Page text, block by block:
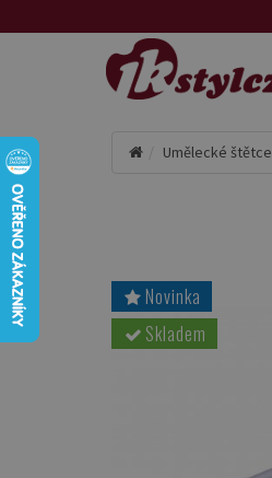
Umělecké štětce
Skladem
Novinka